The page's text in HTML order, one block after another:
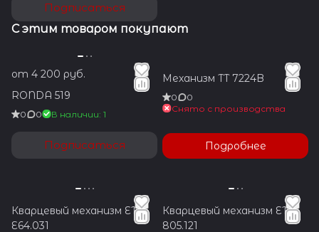
Подписаться
С этим товаром покупают
от 4 200 руб.
RONDA 519
0 0 В наличии: 1
Подписаться
Механизм TT 7224B
0
0
Снято с производства
Подробнее
Кварцевый механизм ETA
E64.031
Кварцевый механизм ETA
805.121